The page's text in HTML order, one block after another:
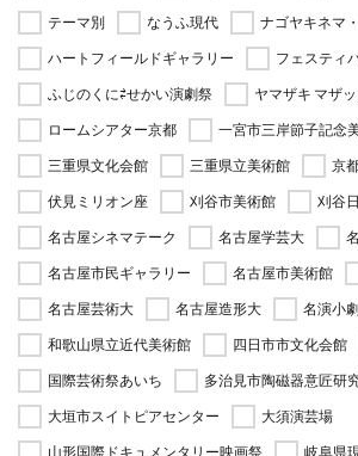
テーマ別
なうふ現代
ナゴヤキネマ
ハートフィールドギャラリー
フェスティ
ふじのくに⇄せかい演劇祭
ヤマザキ マザ
ロームシアター京都
一宮市三岸節子記念
三重県文化会館
三重県立美術館
京
伏見ミリオン座
刈谷市美術館 刈谷
名古屋シネマテーク
名古屋学芸大
名古屋市民ギャラリー
名古屋市美術館
名古屋芸術大
名古屋造形大
名演小
和歌山県立近代美術館
四日市市文化会館
国際芸術祭あいち
多治見市陶磁器意匠研
大垣市スイトピアセンター
大須演芸場
山形国際ドキュメンタリー映画祭
岐阜県